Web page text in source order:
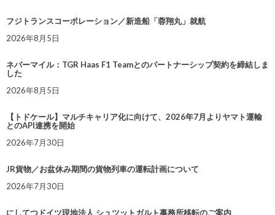
フジトランスコーポレーション／新造船「蓉翔丸」就航
2026年8月5日
ネバーマイル：TGR Haas F1 Teamとのパートナーシップ契約を締結しま
した
2026年8月5日
【トドケール】マルチキャリア化に向けて、2026年7月よりヤマト運輸
とのAPI連携を開始
2026年7月30日
JR貨物／お盆休み期間の貨物列車の運転計画について
2026年7月30日
にしてつドイツ現地法人 シュツットガルト事務所移転のご案内